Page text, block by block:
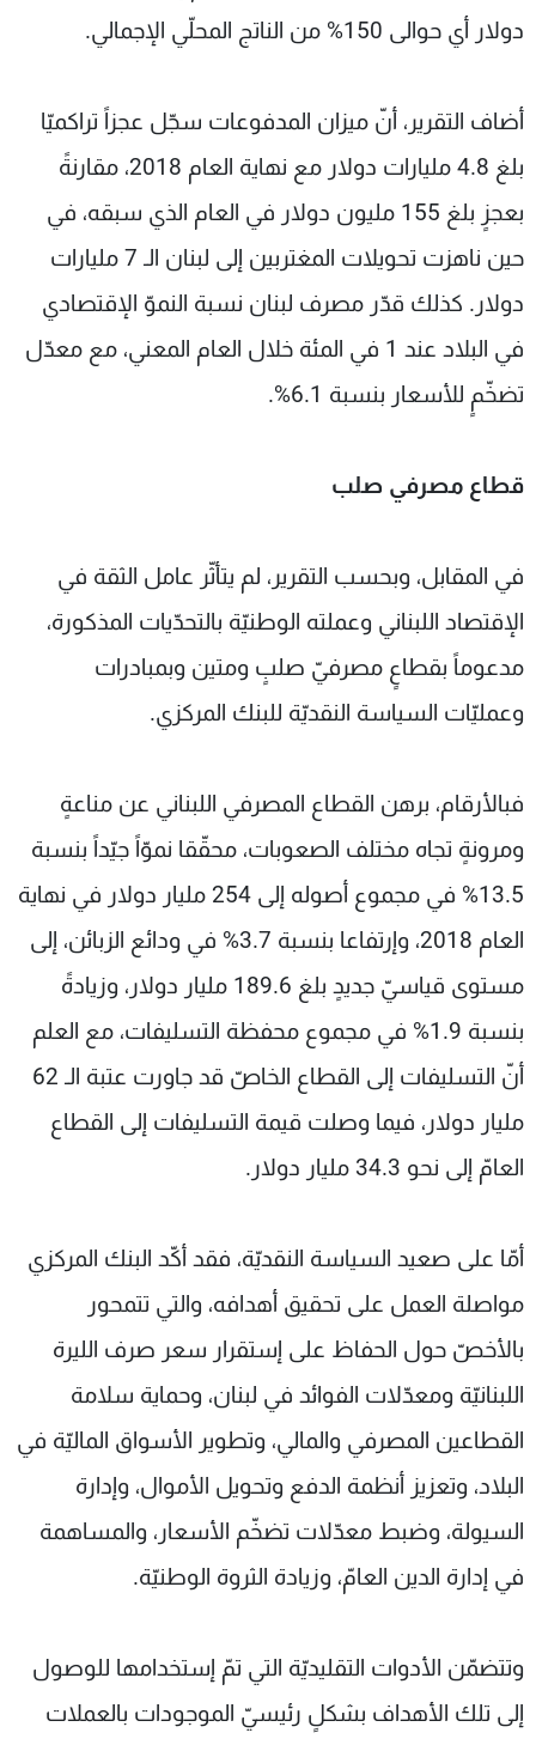
دولار أي حوالى 150% من الناتج المحلّي الإجمالي.
أضاف التقرير، أنّ ميزان المدفوعات سجّل عجزاً تراكميّا
بلغ 4.8 مليارات دولار مع نهاية العام 2018، مقارنةً
بعجزٍ بلغ 155 مليون دولار في العام الذي سبقه، في
حين ناهزت تحويلات المغتربين إلى لبنان الـ 7 مليارات
دولار. كذلك قدّر مصرف لبنان نسبة النموّ الإقتصادي
في البلاد عند 1 في المئة خلال العام المعني، مع معدّل
تضخّمٍ للأسعار بنسبة 6.1%.
قطاع مصرفي صلب
في المقابل، وبحسب التقرير، لم يتأثّر عامل الثقة في
الإقتصاد اللبناني وعملته الوطنيّة بالتحدّيات المذكورة،
مدعوماً بقطاعٍ مصرفيّ صلبٍ ومتين وبمبادرات
وعمليّات السياسة النقديّة للبنك المركزي.
فبالأرقام، برهن القطاع المصرفي اللبناني عن مناعةٍ
ومرونةٍ تجاه مختلف الصعوبات، محقّقا نموّاً جيّداً بنسبة
13.5% في مجموع أصوله إلى 254 مليار دولار في نهاية
العام 2018، وإرتفاعا بنسبة 3.7% في ودائع الزبائن، إلى
مستوى قياسيّ جديدٍ بلغ 189.6 مليار دولار، وزيادةً
بنسبة 1.9% في مجموع محفظة التسليفات، مع العلم
أنّ التسليفات إلى القطاع الخاصّ قد جاورت عتبة الـ 62
مليار دولار، فيما وصلت قيمة التسليفات إلى القطاع
العامّ إلى نحو 34.3 مليار دولار.
أمّا على صعيد السياسة النقديّة، فقد أكّد البنك المركزي
مواصلة العمل على تحقيق أهدافه، والتي تتمحور
بالأخصّ حول الحفاظ على إستقرار سعر صرف الليرة
اللبنانيّة ومعدّلات الفوائد في لبنان، وحماية سلامة
القطاعين المصرفي والمالي، وتطوير الأسواق الماليّة في
البلاد، وتعزيز أنظمة الدفع وتحويل الأموال، وإدارة
السيولة، وضبط معدّلات تضخّم الأسعار، والمساهمة
في إدارة الدين العامّ، وزيادة الثروة الوطنيّة.
وتتضمّن الأدوات التقليديّة التي تمّ إستخدامها للوصول
إلى تلك الأهداف بشكلٍ رئيسيّ الموجودات بالعملات